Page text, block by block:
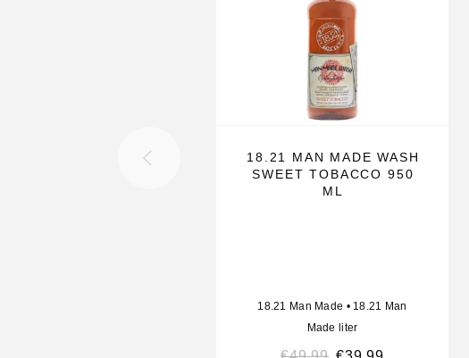
De bijpassende 18.21 Man Made Deodorant Sweet Tobacco
zorgt voor langdurige frisheid en bescherming tegen
ongewenste geurtjes. Perfect voor mannen die houden van
Voordelen
18.21 MAN MADE WASH
SWEET TOBACCO 950
ML
18.21 Man Made • 18.21 Man
Made liter